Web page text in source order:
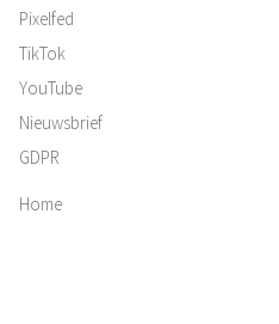
Pixelfed
TikTok
YouTube
Nieuwsbrief
GDPR
Home